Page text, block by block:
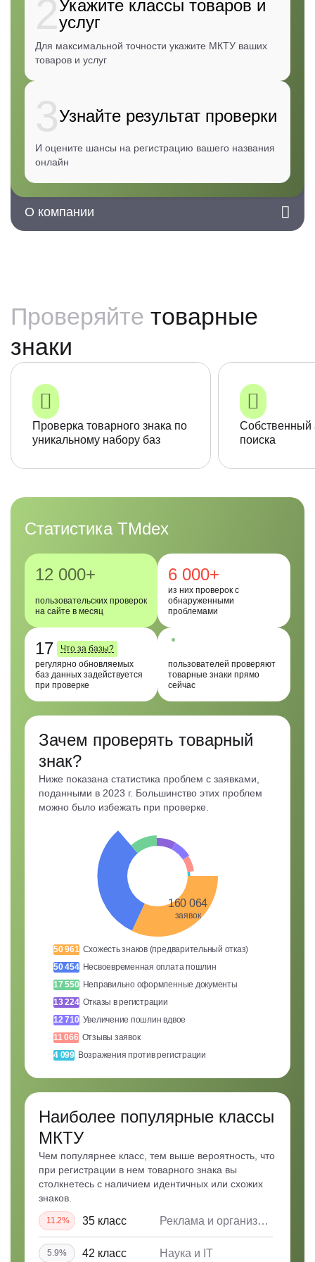
2Укажите классы товаров и
услуг
Для максимальной точности укажите МКТУ ваших
товаров и услуг
3Узнайте результат проверки
И оцените шансы на регистрацию вашего названия
онлайн
О компании
Проверяйте товарные
знаки
Проверка товарного знака по
уникальному набору баз
Собственный
поиска
Статистика TMdex
12 000+
пользовательских проверок
на сайте в месяц
6 000+
из них проверок с
обнаруженными
проблемами
17
Что за базы?
регулярно обновляемых
баз данных задействуется
при проверке
пользователей проверяют
товарные знаки прямо
сейчас
Зачем проверять товарный
знак?
Ниже показана статистика проблем с заявками,
поданными в 2023 г. Большинство этих проблем
можно было избежать при проверке.
160 064
заявок
50 961 Схожесть знаков (предварительный отказ)
50 454 Несвоевременная оплата пошлин
17 550 Неправильно оформленные документы
13 224 Отказы в регистрации
12 710 Увеличение пошлин вдвое
11 066 Отзывы заявок
4 099 Возражения против регистрации
Наиболее популярные классы
МКТУ
Чем популярнее класс, тем выше вероятность, что
при регистрации в нем товарного знака вы
столкнетесь с наличием идентичных или схожих
знаков.
11.2% 35 класс Реклама и организация бизнеса
5.9% 42 класс Наука и IT
предприятием;
помощь в управлении делами или в коммерческой
предприятия;
Примечание: